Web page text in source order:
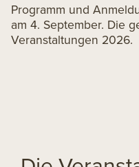
Programm und
am 4. September. Die
Veranstaltungen 2026.